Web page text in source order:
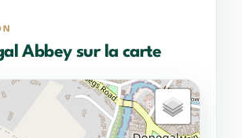
Abbey sur la carte